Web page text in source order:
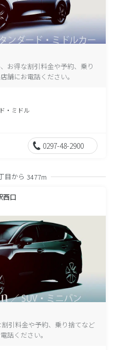
お得な割引料金や予約、乗り
舗にお電話ください。
・ミドル
0297-48-2900
目から 3477m
西口
引料金や予約、乗り捨てなど
話ください。